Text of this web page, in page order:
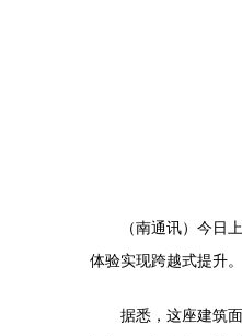
（南通讯）今日
体验实现跨越式提升。
据悉，这座建筑